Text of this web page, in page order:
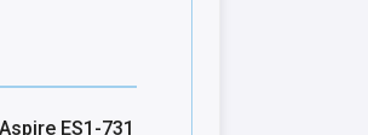
ES1-731